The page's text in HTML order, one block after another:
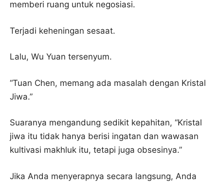
memberi ruang untuk negosiasi.
Terjadi keheningan sesaat.
Lalu, Wu Yuan tersenyum.
“Tuan Chen, memang ada masalah dengan Kristal
Jiwa.”
Suaranya mengandung sedikit kepahitan, “Kristal
jiwa itu tidak hanya berisi ingatan dan wawasan
kultivasi makhluk itu, tetapi juga obsesinya.”
Jika Anda menyerapnya secara langsung, Anda